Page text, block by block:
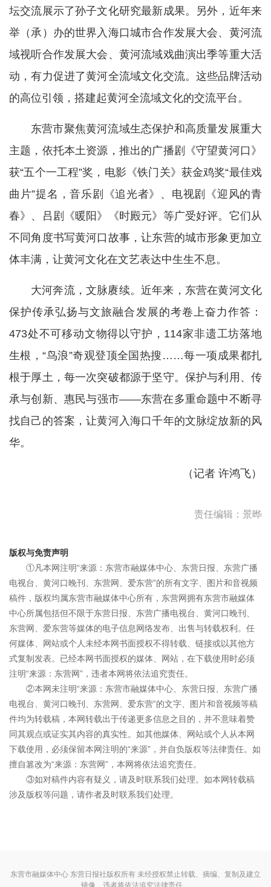
坛交流展示了孙子文化研究最新成果。另外，近年来
举（承）办的世界入海口城市合作发展大会、黄河流
域视听合作发展大会、黄河流域戏曲演出季等重大活
动，有力促进了黄河全流域文化交流。这些品牌活动
的高位引领，搭建起黄河全流域文化的交流平台。
东营市聚焦黄河流域生态保护和高质量发展重大
主题，依托本土资源，推出的广播剧《守望黄河口》
获“五个一工程”奖，电影《铁门关》获金鸡奖“最佳戏
曲片”提名，音乐剧《追光者》、电视剧《迎风的青
春》、吕剧《暖阳》《时殿元》等广受好评。它们从
不同角度书写黄河口故事，让东营的城市形象更加立
体丰满，让黄河文化在文艺表达中生生不息。
大河奔流，文脉赓续。近年来，东营在黄河文化
保护传承弘扬与文旅融合发展的考卷上奋力作答：
473处不可移动文物得以守护，114家非遗工坊落地
生根，“鸟浪”奇观登顶全国热搜……每一项成果都扎
根于厚土，每一次突破都源于坚守。保护与利用、传
承与创新、惠民与强市——东营在多重命题中不断寻
找自己的答案，让黄河入海口千年的文脉绽放新的风
华。
（记者 许鸿飞）
责任编辑：景晔
版权与免责声明
①凡本网注明“来源：东营市融媒体中心、东营日报、东营广播
电视台、黄河口晚刊、东营网、爱东营”的所有文字、图片和音视频
稿件，版权均属东营市融媒体中心所有，东营网拥有东营市融媒体
中心所属包括但不限于东营日报、东营广播电视台、黄河口晚刊、
东营网、爱东营等媒体的电子信息网络发布、出售与转载权利。任
何媒体、网站或个人未经本网书面授权不得转载、链接或以其他方
式复制发表。已经本网书面授权的媒体、网站，在下载使用时必须
注明“来源：东营网”，违者本网将依法追究责任。
②本网未注明“来源：东营市融媒体中心、东营日报、东营广播
电视台、黄河口晚刊、东营网、爱东营”的文字、图片和音视频等稿
件均为转载稿，本网转载出于传递更多信息之目的，并不意味着赞
同其观点或证实其内容的真实性。如其他媒体、网站或个人从本网
下载使用，必须保留本网注明的“来源”，并自负版权等法律责任。如
擅自篡改为“来源：东营网”，本网将依法追究责任。
③如对稿件内容有疑义，请及时联系我们处理。如本网转载稿
涉及版权等问题，请作者及时联系我们处理。
东营市融媒体中心 东营日报社版权所有 未经授权禁止转载、摘编、复制及建立
镜像，违者将依法追究法律责任。